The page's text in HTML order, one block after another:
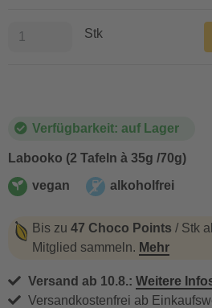
Verfügbarkeit: auf Lager
Labooko (2 Tafeln à 35g /70g)
vegan
alkoholfrei
Bis zu 47 Choco Points / Stk
Mitglied sammeln. Mehr
Versand ab 10.8.: Weitere
Versandkostenfrei ab
Stk